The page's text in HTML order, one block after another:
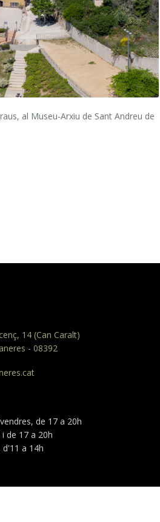
al Museu-Arxiu de Sant Andreu de
14 (Can Caralt)
- 08392
de 17 a 20h
de 17 a 20h
a 14h